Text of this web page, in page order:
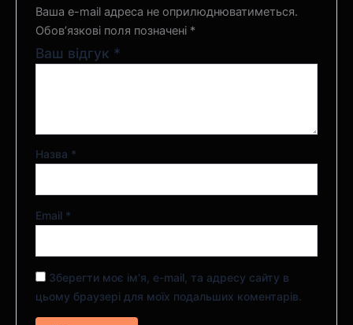
Ваша e-mail адреса не оприлюднюватиметься.
Обов’язкові поля позначені *
Ваш відгук *
Назва *
Email *
Зберегти моє ім'я, e-mail, та адресу сайту в
цьому браузері для моїх подальших коментарів.